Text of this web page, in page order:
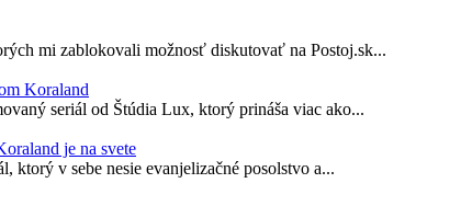
mi zablokovali možnosť diskutovať na Postoj.sk...
Koraland
seriál od Štúdia Lux, ktorý prináša viac ako...
je na svete
ktorý v sebe nesie evanjelizačné posolstvo a...